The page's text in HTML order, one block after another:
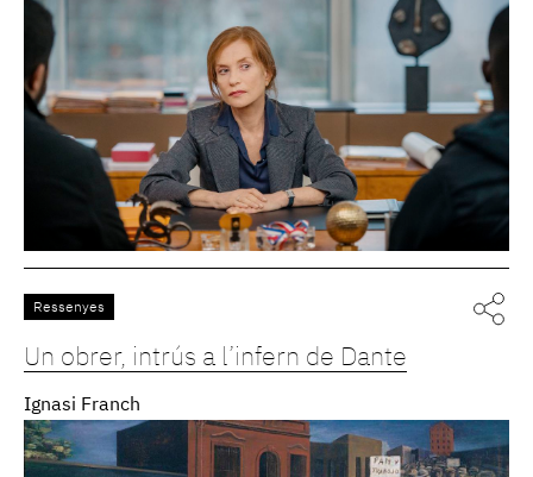
Ressenyes
Un obrer, intrús a l’infern de Dante
Ignasi Franch